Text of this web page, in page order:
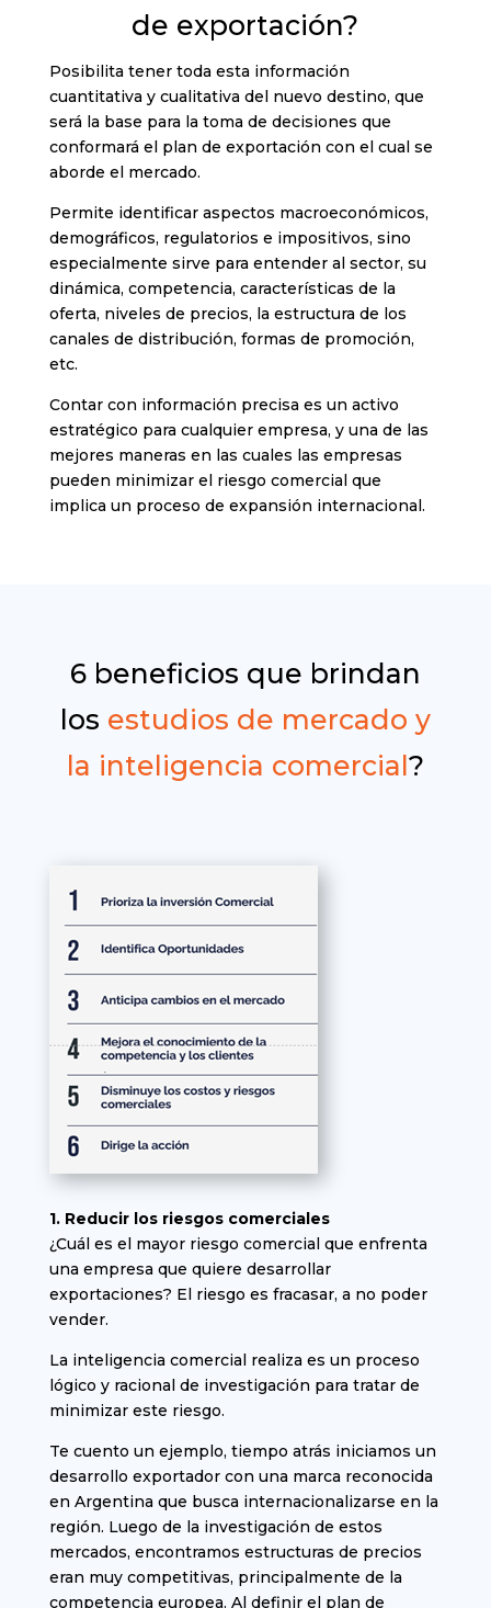
de exportación?
Posibilita tener toda esta información
cuantitativa y cualitativa del nuevo destino, que
será la base para la toma de decisiones que
conformará el plan de exportación con el cual se
aborde el mercado.
Permite identificar aspectos macroeconómicos,
demográficos, regulatorios e impositivos, sino
especialmente sirve para entender al sector, su
dinámica, competencia, características de la
oferta, niveles de precios, la estructura de los
canales de distribución, formas de promoción,
etc.
Contar con información precisa es un activo
estratégico para cualquier empresa, y una de las
mejores maneras en las cuales las empresas
pueden minimizar el riesgo comercial que
implica un proceso de expansión internacional.
6 beneficios que brindan
los estudios de mercado y
la inteligencia comercial?
1. Reducir los riesgos comerciales
¿Cuál es el mayor riesgo comercial que enfrenta
una empresa que quiere desarrollar
exportaciones? El riesgo es fracasar, a no poder
vender.
La inteligencia comercial realiza es un proceso
lógico y racional de investigación para tratar de
minimizar este riesgo.
Te cuento un ejemplo, tiempo atrás iniciamos un
desarrollo exportador con una marca reconocida
en Argentina que busca internacionalizarse en la
región. Luego de la investigación de estos
mercados, encontramos estructuras de precios
eran muy competitivas, principalmente de la
competencia europea. Al definir el plan de